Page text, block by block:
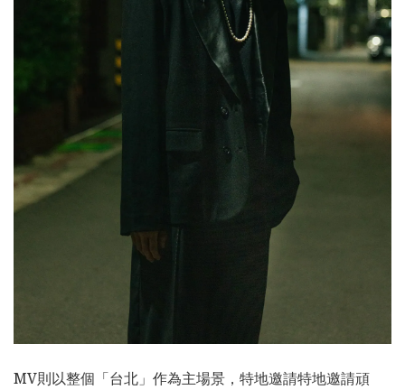
MV則以整個「台北」作為主場景，特地邀請特地邀請頑